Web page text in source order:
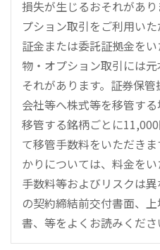
損失が生じるおそれがあ
プション取引をご利用い
証金または委託証拠金を
物・オプション取引には
それがあります。証券保
会社等へ株式等を移管する
移管する銘柄ごとに
て移管手数料をいただき
かりについては、料金を
手数料等およびリスクは
の契約締結前交付書面、
書、等をよくお読みくださ